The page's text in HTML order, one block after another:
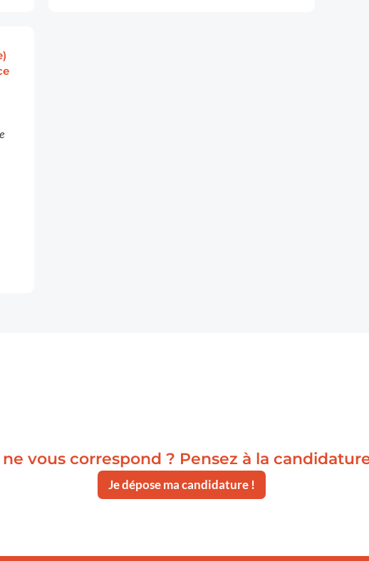
vous correspond ? Pensez à la
Je dépose ma candidature !